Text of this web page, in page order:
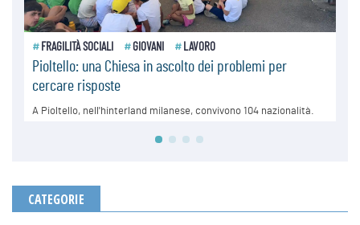
CATEGORIE